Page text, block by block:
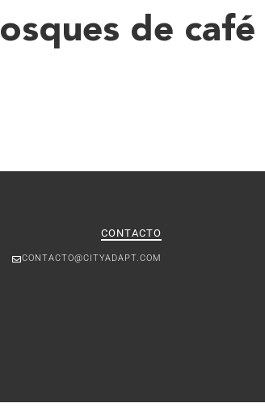
de café
CONTACTO
CONTACTO@CITYADAPT.COM